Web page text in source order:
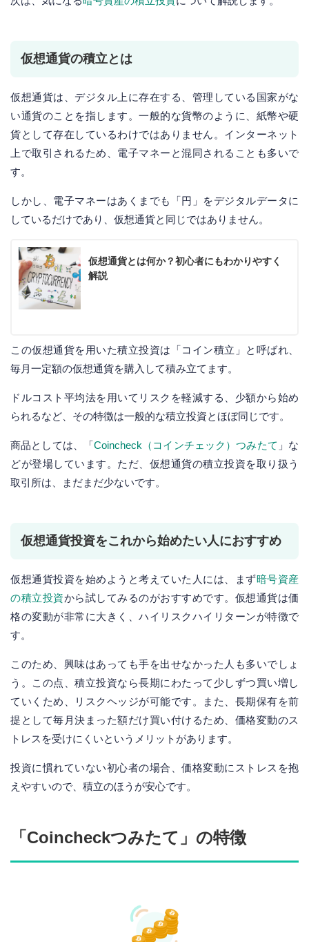
仮想通貨の積立とは
仮想通貨は、デジタル上に存在する、管理している国家がな
い通貨のことを指します。一般的な貨幣のように、紙幣や硬
貨として存在しているわけではありません。インターネット
上で取引されるため、電子マネーと混同されることも多いで
す。
しかし、電子マネーはあくまでも「円」をデジタルデータに
しているだけであり、仮想通貨と同じではありません。
仮想通貨とは何か？初心者にもわかりやすく
解説
この仮想通貨を用いた積立投資は「コイン積立」と呼ばれ、
毎月一定額の仮想通貨を購入して積み立てます。
ドルコスト平均法を用いてリスクを軽減する、少額から始め
られるなど、その特徴は一般的な積立投資とほぼ同じです。
商品としては、「Coincheck（コインチェック）つみたて 」な
どが登場しています。ただ、仮想通貨の積立投資を取り扱う
取引所は、まだまだ少ないです。
仮想通貨投資をこれから始めたい人におすすめ
仮想通貨投資を始めようと考えていた人には、まず暗号資産
の積立投資から試してみるのがおすすめです。仮想通貨は価
格の変動が非常に大きく、ハイリスクハイリターンが特徴で
す。
このため、興味はあっても手を出せなかった人も多いでしょ
う。この点、積立投資なら長期にわたって少しずつ買い増し
ていくため、リスクヘッジが可能です。また、長期保有を前
提として毎月決まった額だけ買い付けるため、価格変動のス
トレスを受けにくいというメリットがあります。
投資に慣れていない初心者の場合、価格変動にストレスを抱
えやすいので、積立のほうが安心です。
「Coincheckつみたて」の特徴